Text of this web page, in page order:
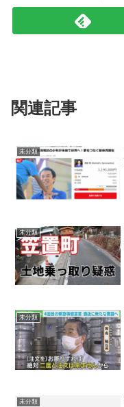
関連記事
未分類
未分類
未分類
未分類